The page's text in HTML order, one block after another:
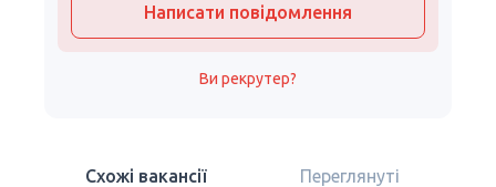
Написати повідомлення
Ви рекрутер?
Схожі вакансії Переглянуті